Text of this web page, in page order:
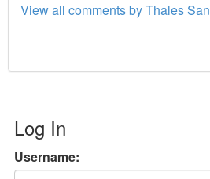
View all comments by Thales San
Log In
Username: